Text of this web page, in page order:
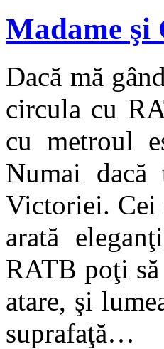
Madame şi
Dacă mă
circula cu
cu metroul
Numai
Victoriei. Cei
arată
RATB poţi
atare, şi
suprafaţă…